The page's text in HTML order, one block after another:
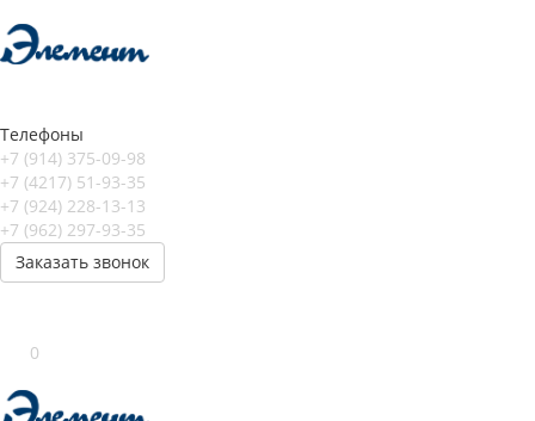
Телефоны
+7 (914) 375-09-98
+7 (4217) 51-93-35
+7 (924) 228-13-13
+7 (962) 297-93-35
Заказать звонок
0